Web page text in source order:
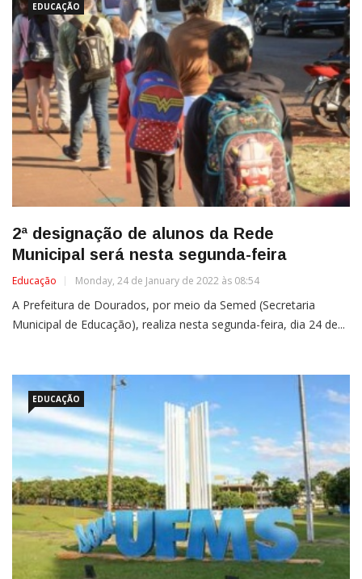
EDUCAÇÃO
2ª designação de alunos da Rede
Municipal será nesta segunda-feira
Educação Monday, 24 de January de 2022 às 08:54
A Prefeitura de Dourados, por meio da Semed (Secretaria
Municipal de Educação), realiza nesta segunda-feira, dia 24 de...
EDUCAÇÃO